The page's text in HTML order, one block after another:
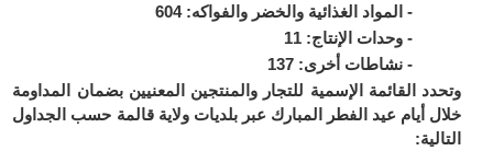
- المواد الغذائية والخضر والفواكه: 604
- وحدات الإنتاج: 11
- نشاطات أخرى: 137
وتحدد القائمة الإسمية للتجار والمنتجين المعنيين بضمان المداومة
خلال أيام عيد الفطر المبارك عبر بلديات ولاية قالمة حسب الجداول
التالية: